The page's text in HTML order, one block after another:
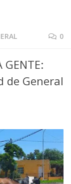
0
GENTE:
de General